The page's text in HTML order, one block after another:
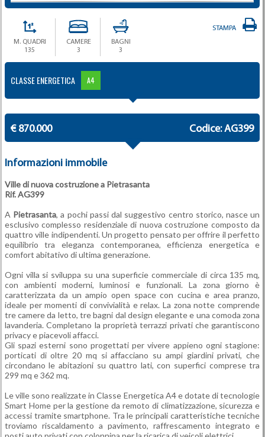
M. QUADRI
135
CAMERE
3
BAGNI
3
STAMPA
CLASSE ENERGETICA A4
€ 870.000 Codice: AG399
Informazioni immobile
Ville di nuova costruzione a Pietrasanta
Rif. AG399
A Pietrasanta, a pochi passi dal suggestivo centro storico, nasce un
esclusivo complesso residenziale di nuova costruzione composto da
quattro ville indipendenti. Un progetto pensato per offrire il perfetto
equilibrio tra eleganza contemporanea, efficienza energetica e
comfort abitativo di ultima generazione.
Ogni villa si sviluppa su una superficie commerciale di circa 135 mq,
con ambienti moderni, luminosi e funzionali. La zona giorno è
caratterizzata da un ampio open space con cucina e area pranzo,
ideale per momenti di convivialità e relax. La zona notte comprende
tre camere da letto, tre bagni dal design elegante e una comoda zona
lavanderia. Completano la proprietà terrazzi privati che garantiscono
privacy e piacevoli affacci.
Gli spazi esterni sono progettati per vivere appieno ogni stagione:
porticati di oltre 20 mq si affacciano su ampi giardini privati, che
circondano le abitazioni su quattro lati, con superfici comprese tra
299 mq e 362 mq.
Le ville sono realizzate in Classe Energetica A4 e dotate di tecnologie
Smart Home per la gestione da remoto di climatizzazione, sicurezza e
accessi tramite smartphone. Tra le principali caratteristiche tecniche
troviamo riscaldamento a pavimento, raffrescamento integrato e